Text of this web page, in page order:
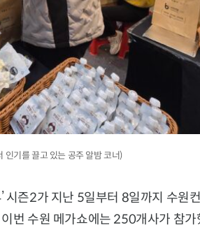
기를 끌고 있는 공주 알밤 코너)
시즌2가 지난 5일부터 8일까지 수원
번 수원 메가쇼에는 250개사가 참가